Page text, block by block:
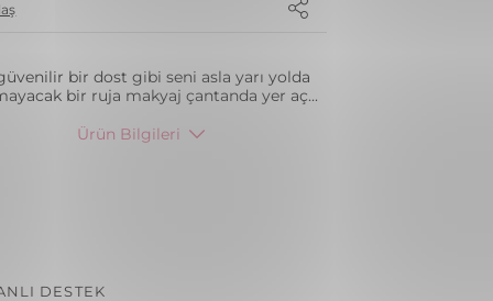
güvenilir bir dost gibi seni asla yarı yolda
bir ruja makyaj çantanda yer aç...
Ürün Bilgileri
DESTEK